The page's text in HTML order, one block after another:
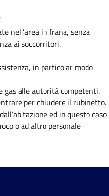
nell’area in frana, senza
ai soccorritori.
in particolar modo
gas alle autorità competenti.
per chiudere il rubinetto.
ed in questo caso
o ad altro personale